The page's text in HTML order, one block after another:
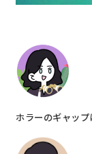
ホラーのギャップ